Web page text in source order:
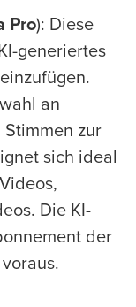
Pro): Diese
generiertes
an
zur
sich ideal
Die KI-
der